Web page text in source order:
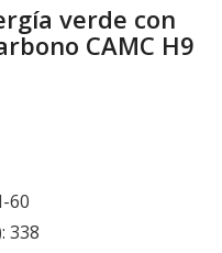
verde con
CAMC H9
60
338